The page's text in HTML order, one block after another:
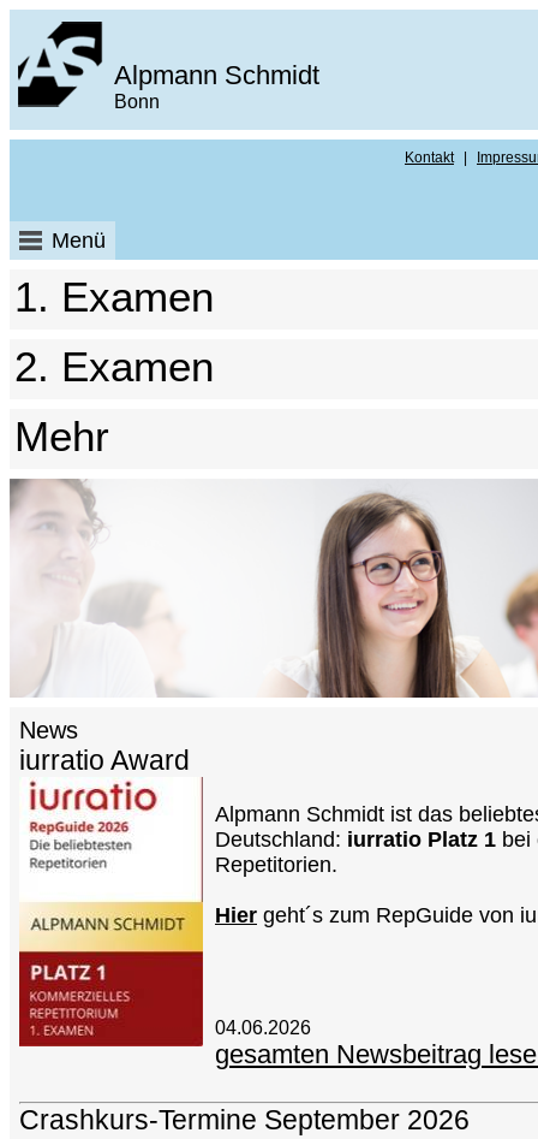
Alpmann Schmidt
Bonn
Kontakt
Menü
1. Examen
2. Examen
Mehr
News
iurratio Award
Alpmann Schmidt ist das
Deutschland: iurratio Platz 1 bei
Repetitorien.
Hier geht´s zum RepGuide von
04.06.2026
gesamten Newsbeitrag
Crashkurs-Termine September 2026